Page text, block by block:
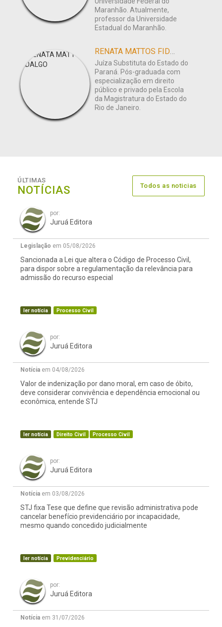
Maranhão. Atualmente,
professor da Universidade
Estadual do Maranhão.
RENATA MATTOS FIDALGO
Juíza Substituta do Estado do
Paraná. Pós-graduada com
especialização em direito
público e privado pela Escola
da Magistratura do Estado do
Rio de Janeiro.
ÚLTIMAS
NOTÍCIAS Todos as noticias
por:
Juruá Editora
Legislação em 05/08/2026
Sancionada a Lei que altera o Código de Processo Civil,
para dispor sobre a regulamentação da relevância para
admissão do recurso especial
ler notícia Processo Civil
por:
Juruá Editora
Notícia em 04/08/2026
Valor de indenização por dano moral, em caso de óbito,
deve considerar convivência e dependência emocional ou
econômica, entende STJ
ler notícia Direito Civil Processo Civil
por:
Juruá Editora
Notícia em 03/08/2026
STJ fixa Tese que define que revisão administrativa pode
cancelar benefício previdenciário por incapacidade,
mesmo quando concedido judicialmente
ler notícia Previdenciário
por:
Juruá Editora
Notícia em 31/07/2026